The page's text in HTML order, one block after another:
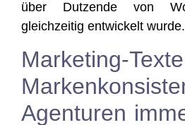
über Dut­zen­de von
gleich­zei­tig ent­wi­ckelt wurde.
Marketing-
Agenturen